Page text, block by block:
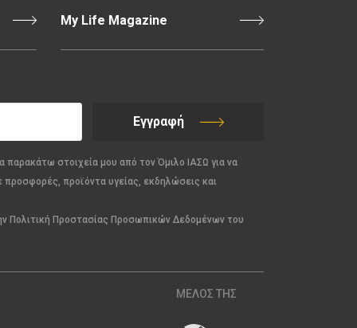
My Life Magazine
Εγγραφή
παρακάτω στοιχεία μου από τον Όμιλο ΙΑΣΩ για να
προϊόντα υγείας, εκδηλώσεις και
Πολιτική Προστασίας Προσωπικών Δεδομένων του
ΜΕΛΟΣ ΤΗΣ